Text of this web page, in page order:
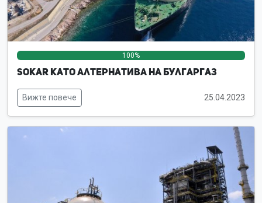
100%
SOKAR като алтернатива на Булгаргаз
Вижте повече 25.04.2023